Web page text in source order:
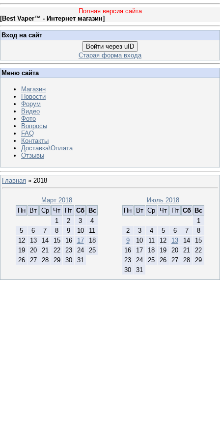
Полная версия сайта
[Best Vaper™ - Интернет магазин]
Вход на сайт
Войти через uID
Старая форма входа
Меню сайта
Магазин
Новости
Форум
Видео
Фото
Вопросы
FAQ
Контакты
Доставка\Оплата
Отзывы
Главная » 2018
Март 2018
Пн
Вт Ср Чт Пт Сб Вс
1
2 3
4
5
6 7 8 9 10
11
12
13 14 15 16 17
18
19
20 21 22 23 24
25
26
27 28 29 30 31
Июль 2018
Пн
Вт Ср Чт Пт Сб Вс
1
2
3 4 5 6 7
8
9
10 11 12 13 14
15
16
17 18 19 20 21
22
23
24 25 26 27 28
29
30
31